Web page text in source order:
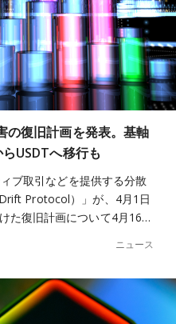
の復旧計画を発表。基軸
USDTへ移行も
ブ取引などを提供する分散
Protocol）」が、4月1日
た復旧計画について4月16…
ニュース